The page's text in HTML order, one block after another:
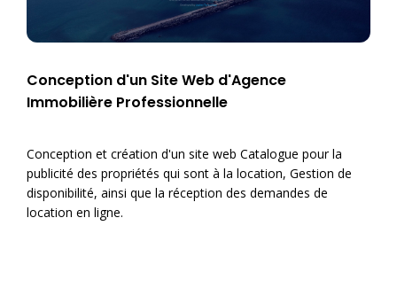
Conception d'un Site Web d'Agence
Immobilière Professionnelle
Conception et création d'un site web Catalogue pour la
publicité des propriétés qui sont à la location, Gestion de
disponibilité, ainsi que la réception des demandes de
location en ligne.